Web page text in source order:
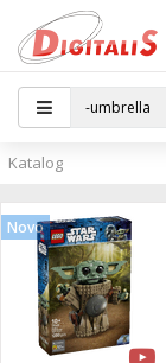
pribor
i pribor
/ G4
svjetla
- Analogija
- IP
Katalog
Novo